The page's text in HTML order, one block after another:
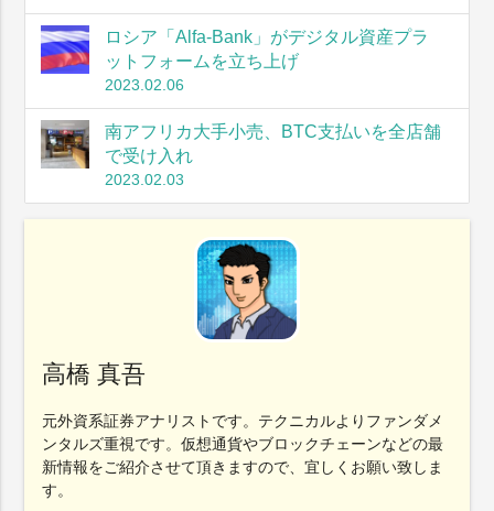
ロシア「Alfa-Bank」がデジタル資産プラ
ットフォームを立ち上げ
2023.02.06
南アフリカ大手小売、BTC支払いを全店舗
で受け入れ
2023.02.03
高橋 真吾
元外資系証券アナリストです。テクニカルよりファンダメ
ンタルズ重視です。仮想通貨やブロックチェーンなどの最
新情報をご紹介させて頂きますので、宜しくお願い致しま
す。